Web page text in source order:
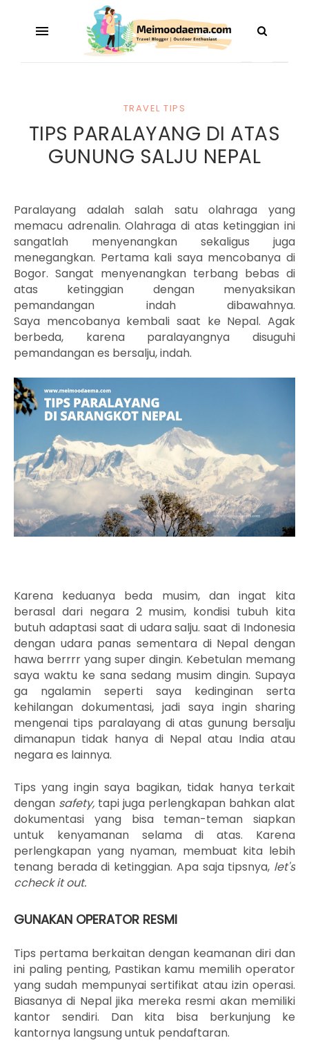
TRAVEL TIPS
TIPS PARALAYANG DI ATAS
GUNUNG SALJU NEPAL
Paralayang adalah salah satu olahraga yang
memacu adrenalin. Olahraga di atas ketinggian ini
sangatlah menyenangkan sekaligus juga
menegangkan. Pertama kali saya mencobanya di
Bogor. Sangat menyenangkan terbang bebas di
atas ketinggian dengan menyaksikan
pemandangan indah dibawahnya.
Saya mencobanya kembali saat ke Nepal. Agak
berbeda, karena paralayangnya disuguhi
pemandangan es bersalju, indah.
Karena keduanya beda musim, dan ingat kita
berasal dari negara 2 musim, kondisi tubuh kita
butuh adaptasi saat di udara salju. saat di Indonesia
dengan udara panas sementara di Nepal dengan
hawa berrrr yang super dingin. Kebetulan memang
saya waktu ke sana sedang musim dingin. Supaya
ga ngalamin seperti saya kedinginan serta
kehilangan dokumentasi, jadi saya ingin sharing
mengenai tips paralayang di atas gunung bersalju
dimanapun tidak hanya di Nepal atau India atau
negara es lainnya.
Tips yang ingin saya bagikan, tidak hanya terkait
dengan safety, tapi juga perlengkapan bahkan alat
dokumentasi yang bisa teman-teman siapkan
untuk kenyamanan selama di atas. Karena
perlengkapan yang nyaman, membuat kita lebih
tenang berada di ketinggian. Apa saja tipsnya, let's
ccheck it out.
GUNAKAN OPERATOR RESMI
Tips pertama berkaitan dengan keamanan diri dan
ini paling penting, Pastikan kamu memilih operator
yang sudah mempunyai sertifikat atau izin operasi.
Biasanya di Nepal jika mereka resmi akan memiliki
kantor sendiri. Dan kita bisa berkunjung ke
kantornya langsung untuk pendaftaran.